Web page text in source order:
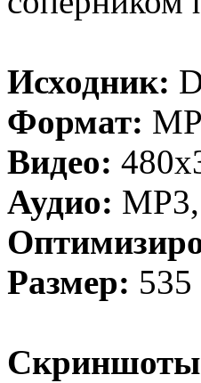
Исходник:
Формат:
Видео:
Аудио:
Размер: